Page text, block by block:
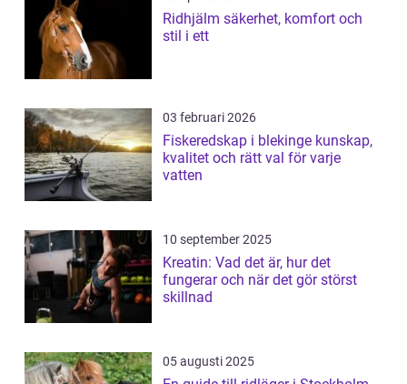
Ridhjälm säkerhet, komfort och
stil i ett
03 februari 2026
Fiskeredskap i blekinge kunskap,
kvalitet och rätt val för varje
vatten
10 september 2025
Kreatin: Vad det är, hur det
fungerar och när det gör störst
skillnad
05 augusti 2025